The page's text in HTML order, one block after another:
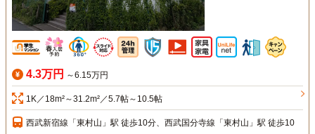
4.3万円 ～6.15万円
1K／18m²～31.2m²／5.7帖～10.5帖
西武新宿線「東村山」駅 徒歩10分、西武国分寺線「東村山」駅 徒歩10